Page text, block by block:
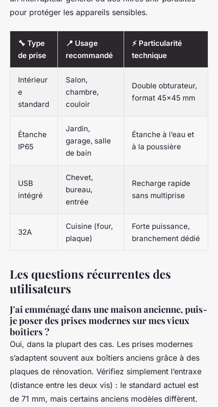
pour protéger les appareils sensibles.
🔧 Type
de prise
📍 Usage
recommandé
⚡ Particularité
technique
Intérieur
e
standard
Salon,
chambre,
couloir
Double obturateur,
format 45x45 mm
Étanche
IP65
Jardin,
garage, salle
de bain
Étanche à l’eau et
à la poussière
USB
intégré
Chevet,
bureau,
entrée
Recharge rapide
sans multiprise
32A
Cuisine (four,
plaque)
Forte puissance,
branchement dédié
Les questions récurrentes des
utilisateurs
J'ai emménagé dans une maison ancienne, puis-
je poser des prises modernes sur mes vieux
boîtiers ?
Oui, dans la plupart des cas. Les prises modernes
s’adaptent souvent aux boîtiers anciens grâce à des
plaques de rénovation. Vérifiez simplement l’entraxe
(distance entre les deux vis) : le standard actuel est
de 71 mm, mais certains anciens modèles diffèrent.